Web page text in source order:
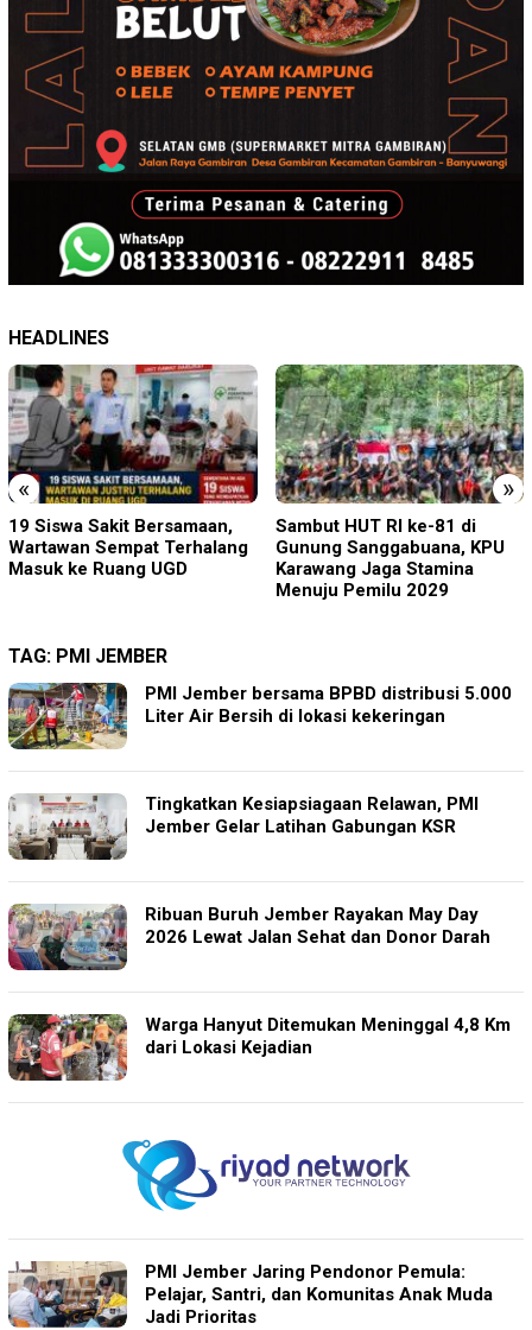
HEADLINES
« »
Sambut HUT RI ke-81 di
Gunung Sanggabuana, KPU
Karawang Jaga Stamina
Perkenalkan Diri Lewat Safari
Jumat, Kapolres Lumajang
Ajak Warga Jaga Kamtibmas
TAG: PMI JEMBER
PMI Jember bersama BPBD distribusi 5.000
Liter Air Bersih di lokasi kekeringan
Tingkatkan Kesiapsiagaan Relawan, PMI
Jember Gelar Latihan Gabungan KSR
Ribuan Buruh Jember Rayakan May Day
2026 Lewat Jalan Sehat dan Donor Darah
Warga Hanyut Ditemukan Meninggal 4,8 Km
dari Lokasi Kejadian
PMI Jember Jaring Pendonor Pemula:
Pelajar, Santri, dan Komunitas Anak Muda
Jadi Prioritas